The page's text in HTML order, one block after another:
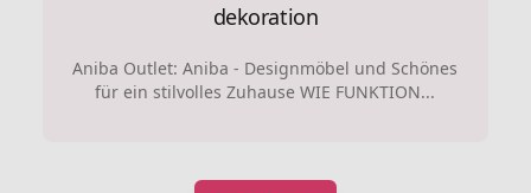
dekoration
Aniba Outlet: Aniba - Designmöbel und Schönes
für ein stilvolles Zuhause WIE FUNKTION...